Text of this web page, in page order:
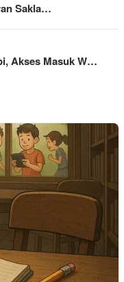
Sakla…
Akses Masuk W…